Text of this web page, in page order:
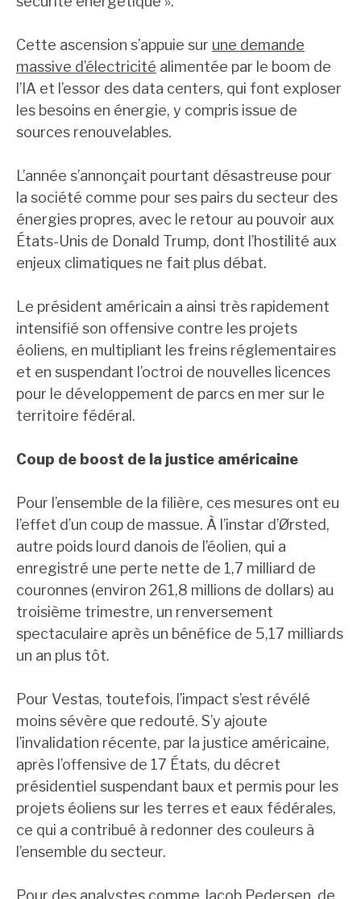
Cette ascension s’appuie sur une demande
massive d’électricité alimentée par le boom de
l’IA et l’essor des data centers, qui font exploser
les besoins en énergie, y compris issue de
sources renouvelables.
L’année s’annonçait pourtant désastreuse pour
la société comme pour ses pairs du secteur des
énergies propres, avec le retour au pouvoir aux
États-Unis de Donald Trump, dont l’hostilité aux
enjeux climatiques ne fait plus débat.​
Le président américain a ainsi très rapidement
intensifié son offensive contre les projets
éoliens, en multipliant les freins réglementaires
et en suspendant l’octroi de nouvelles licences
pour le développement de parcs en mer sur le
territoire fédéral.
Coup de boost de la justice américaine
Pour l’ensemble de la filière, ces mesures ont eu
l’effet d’un coup de massue. À l’instar d’Ørsted,
autre poids lourd danois de l’éolien, qui a
enregistré une perte nette de 1,7 milliard de
couronnes (environ 261,8 millions de dollars) au
troisième trimestre, un renversement
spectaculaire après un bénéfice de 5,17 milliards
un an plus tôt.
Pour Vestas, toutefois, l’impact s’est révélé
moins sévère que redouté. S’y ajoute
l’invalidation récente, par la justice américaine,
après l’offensive de 17 États, du décret
présidentiel suspendant baux et permis pour les
projets éoliens sur les terres et eaux fédérales,
ce qui a contribué à redonner des couleurs à
l’ensemble du secteur.